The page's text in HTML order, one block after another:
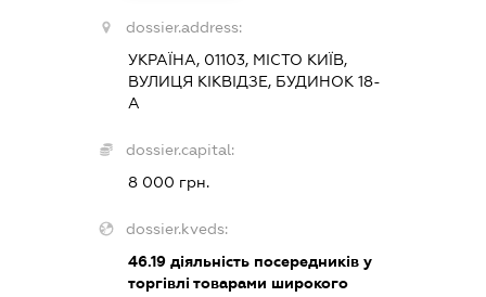
dossier.address:
УКРАЇНА, 01103, МІСТО КИЇВ,
ВУЛИЦЯ КІКВІДЗЕ, БУДИНОК 18-
А
dossier.capital:
8 000 грн.
dossier.kveds:
46.19 діяльність посередників у
торгівлі товарами широкого